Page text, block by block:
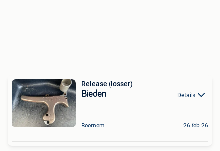
Release (losser)
Bieden Details
Beernem 26 feb 26